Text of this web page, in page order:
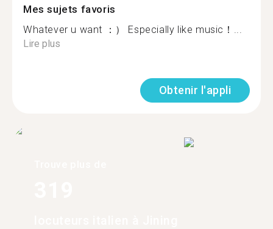
Mes sujets favoris
Whatever u want ：） Especially like music！...
Lire plus
Obtenir l'appli